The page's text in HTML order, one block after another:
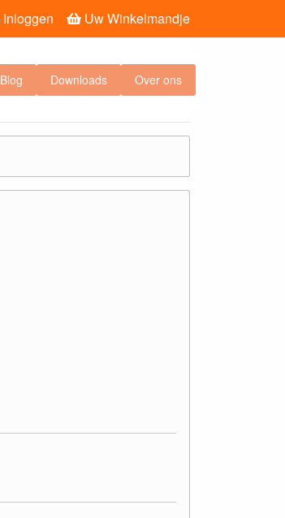
Uw Winkelmandje
Inloggen
Blog Downloads Over ons